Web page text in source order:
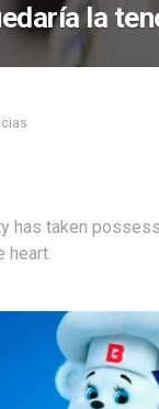
la
has taken
heart.